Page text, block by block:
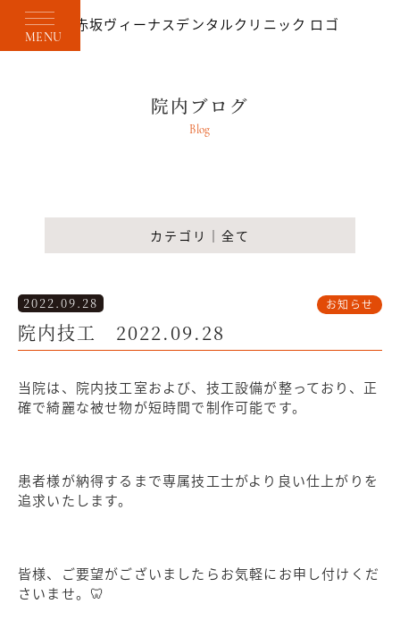
MENU
院内ブログ
Blog
カテゴリ｜全て
2022.09.28
院内技工 2022.09.28
お知らせ
当院は、院内技工室および、技工設備が整っており、正
確で綺麗な被せ物が短時間で制作可能です。
患者様が納得するまで専属技工士がより良い仕上がりを
追求いたします。
皆様、ご要望がございましたらお気軽にお申し付けくだ
さいませ。🦷